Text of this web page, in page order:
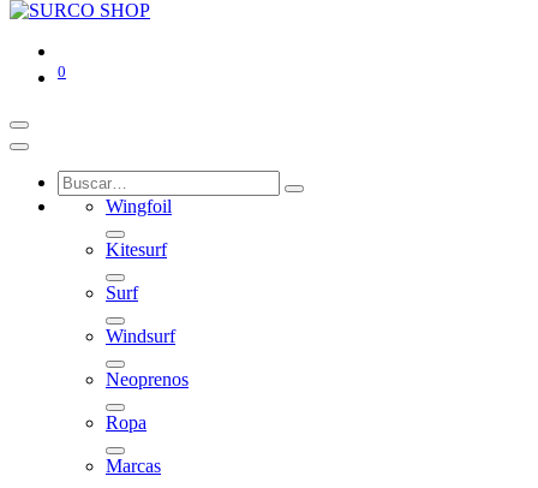
0
Wingfoil
Kitesurf
Surf
Windsurf
Neoprenos
Ropa
Marcas